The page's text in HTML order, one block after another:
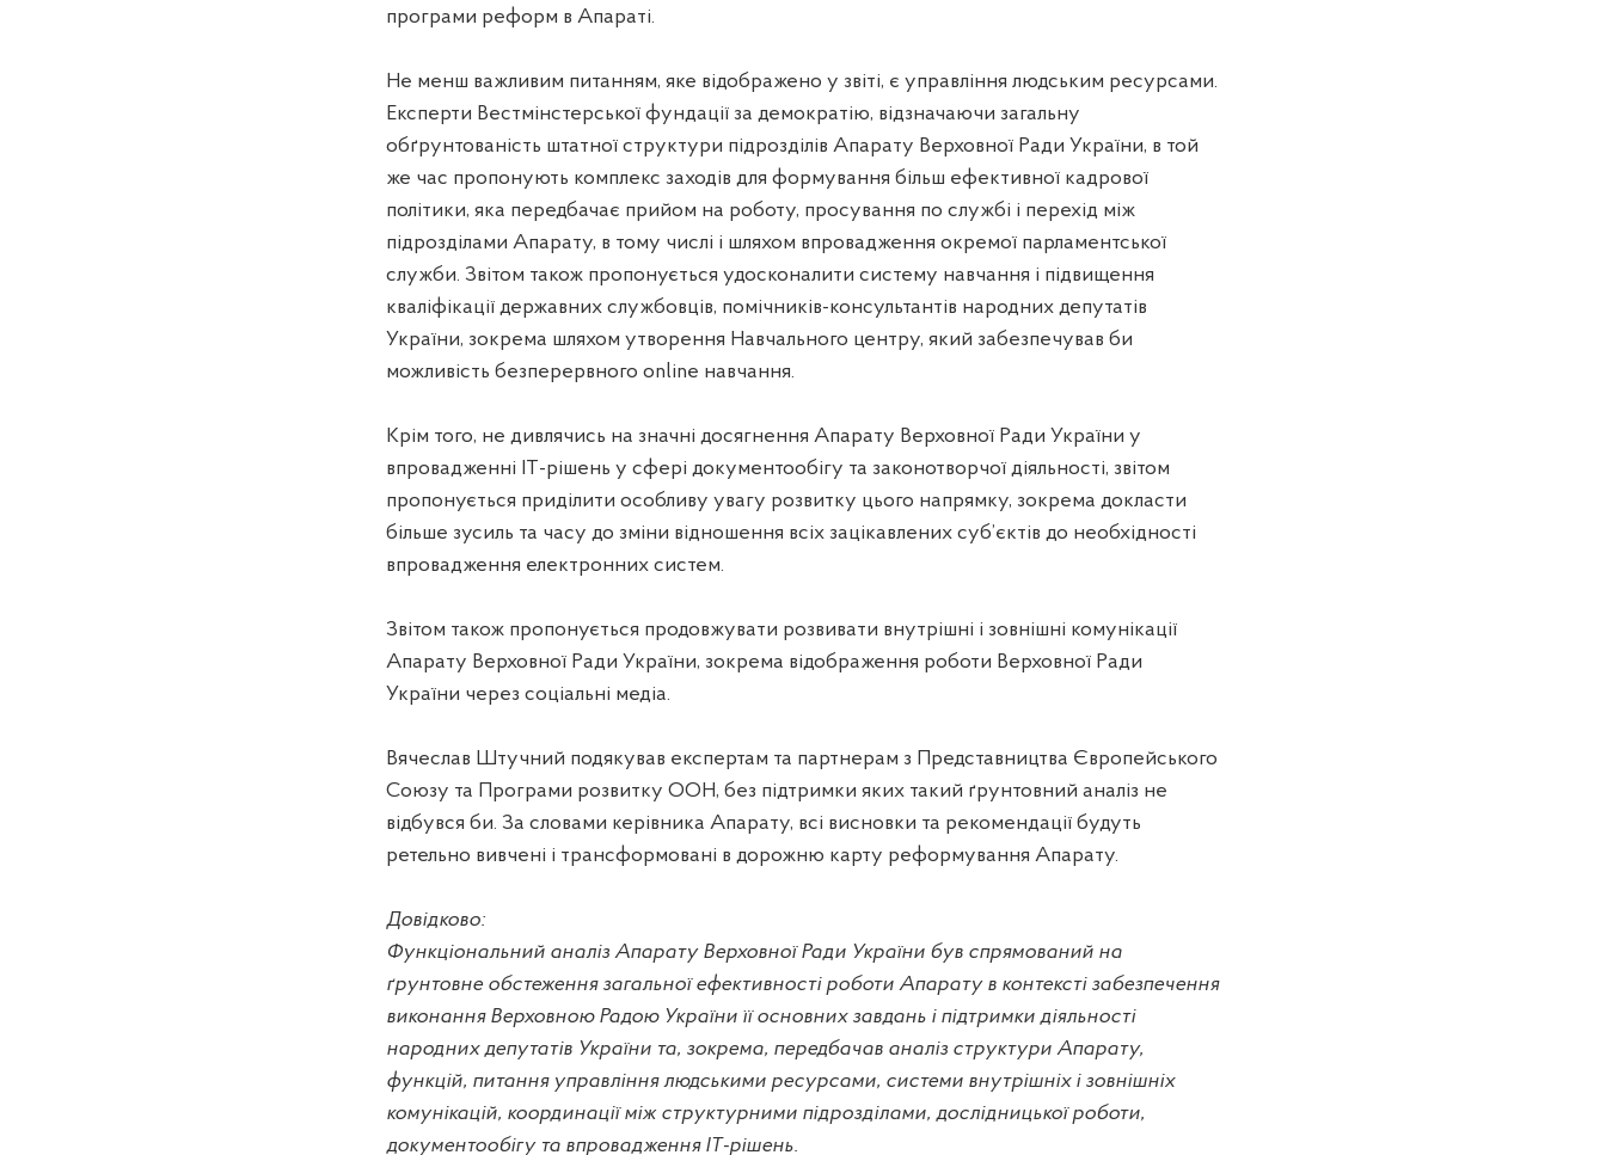
програми реформ в Апараті.
Не менш важливим питанням, яке відображено у звіті, є управління людським ресурсами.
Експерти Вестмінстерської фундації за демократію, відзначаючи загальну
обґрунтованість штатної структури підрозділів Апарату Верховної Ради України, в той
же час пропонують комплекс заходів для формування більш ефективної кадрової
політики, яка передбачає прийом на роботу, просування по службі і перехід між
підрозділами Апарату, в тому числі і шляхом впровадження окремої парламентської
служби. Звітом також пропонується удосконалити систему навчання і підвищення
кваліфікації державних службовців, помічників-консультантів народних депутатів
України, зокрема шляхом утворення Навчального центру, який забезпечував би
можливість безперервного online навчання.
Крім того, не дивлячись на значні досягнення Апарату Верховної Ради України у
впровадженні ІТ-рішень у сфері документообігу та законотворчої діяльності, звітом
пропонується приділити особливу увагу розвитку цього напрямку, зокрема докласти
більше зусиль та часу до зміни відношення всіх зацікавлених суб’єктів до необхідності
впровадження електронних систем.
Звітом також пропонується продовжувати розвивати внутрішні і зовнішні комунікації
Апарату Верховної Ради України, зокрема відображення роботи Верховної Ради
України через соціальні медіа.
Вячеслав Штучний подякував експертам та партнерам з Представництва Європейського
Союзу та Програми розвитку ООН, без підтримки яких такий ґрунтовний аналіз не
відбувся би. За словами керівника Апарату, всі висновки та рекомендації будуть
ретельно вивчені і трансформовані в дорожню карту реформування Апарату.
Довідково:
Функціональний аналіз Апарату Верховної Ради України був спрямований на
ґрунтовне обстеження загальної ефективності роботи Апарату в контексті забезпечення
виконання Верховною Радою України її основних завдань і підтримки діяльності
народних депутатів України та, зокрема, передбачав аналіз структури Апарату,
функцій, питання управління людськими ресурсами, системи внутрішніх і зовнішніх
комунікацій, координації між структурними підрозділами, дослідницької роботи,
документообігу та впровадження ІТ-рішень.